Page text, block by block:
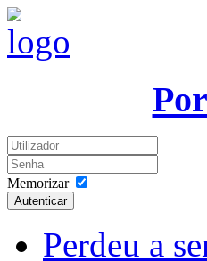
Memorizar
Autenticar
Perdeu a